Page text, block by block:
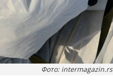
Фото: intermagazin.rs